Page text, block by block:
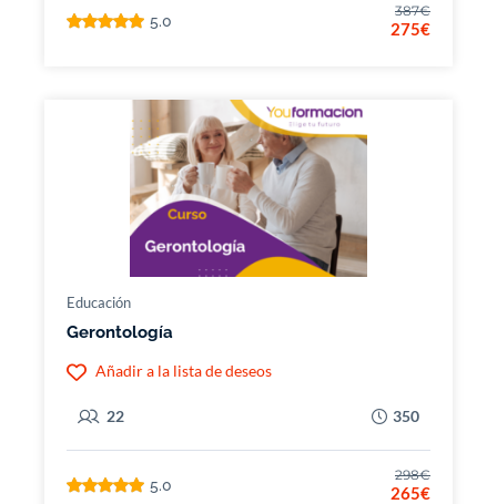
5.0
387€
275€
Educación
Gerontología
Añadir a la lista de deseos
22 350
5.0
298€
265€